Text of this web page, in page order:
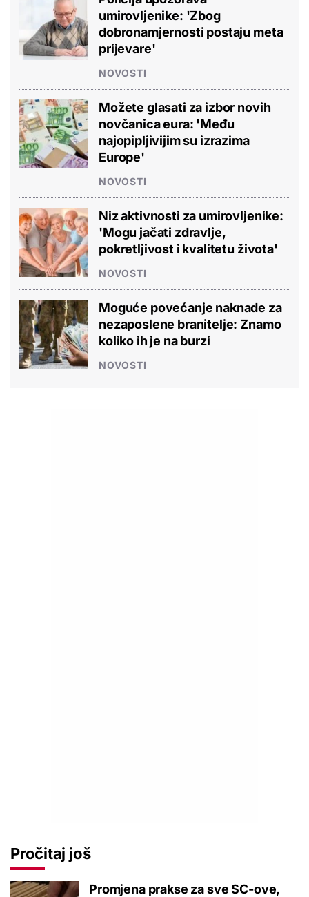
umirovljenike: 'Zbog
dobronamjernosti postaju meta
prijevare'
NOVOSTI
Možete glasati za izbor novih
novčanica eura: 'Među
najopipljivijim su izrazima
Europe'
NOVOSTI
Niz aktivnosti za umirovljenike:
'Mogu jačati zdravlje,
pokretljivost i kvalitetu života'
NOVOSTI
Moguće povećanje naknade za
nezaposlene branitelje: Znamo
koliko ih je na burzi
NOVOSTI
Pročitaj još
Promjena prakse za sve SC-ove,